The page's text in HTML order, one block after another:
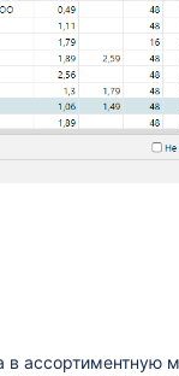
ассортиментную